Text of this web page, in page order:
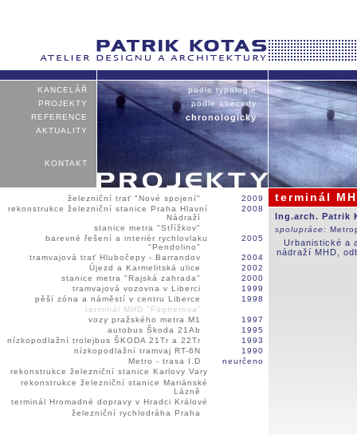
KANCELÁŘ
PROJEKTY
REFERENCE
AKTUALITY
KONTAKT
podle typologie
podle abecedy
chronologicky
železniční trať "Nové spojení"
2009
rekonstrukce železniční stanice Praha Hlavní
Nádraží
2008
stanice metra "Střížkov"
barevné řešení a interiér rychlovlaku
"Pendolino"
2005
tramvajová trať Hlubočepy - Barrandov
2004
Újezd a Karmelitská ulice
2002
stanice metra "Rajská zahrada"
2000
tramvajová vozovna v Liberci
1999
pěší zóna a náměstí v centru Liberce
1998
terminál MHD "Fügnerova"
vozy pražského metra M1
1997
autobus Škoda 21Ab
1995
nízkopodlažní trolejbus ŠKODA 21Tr a 22Tr
1993
nízkopodlažní tramvaj RT-6N
1990
Metro - trasa I.D
neurčeno
rekonstrukce železniční stanice Karlovy Vary
rekonstrukce železniční stanice Mariánské
Lázně
terminál Hromadné dopravy v Hradci Králové
železniční rychlodráha Praha
terminál
Ing.arch. Patrik
spolupráce:
Urbanistické a
nádraží MHD,